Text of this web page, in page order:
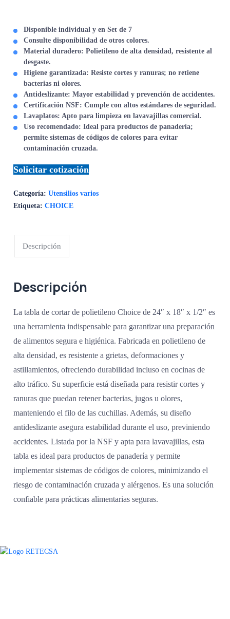
Disponible individual y en Set de 7
Consulte disponibilidad de otros colores.
Material duradero: Polietileno de alta densidad, resistente al
desgaste.
Higiene garantizada: Resiste cortes y ranuras; no retiene
bacterias ni olores.
Antideslizante: Mayor estabilidad y prevención de accidentes.
Certificación NSF: Cumple con altos estándares de seguridad.
Lavaplatos: Apto para limpieza en lavavajillas comercial.
Uso recomendado: Ideal para productos de panadería;
permite sistemas de códigos de colores para evitar
contaminación cruzada.
Solicitar cotización
Categoría:Utensilios varios
Etiqueta:CHOICE
Descripción
Descripción
La tabla de cortar de polietileno Choice de 24″ x 18″ x 1/2″ es
una herramienta indispensable para garantizar una preparación
de alimentos segura e higiénica. Fabricada en polietileno de
alta densidad, es resistente a grietas, deformaciones y
astillamientos, ofreciendo durabilidad incluso en cocinas de
alto tráfico. Su superficie está diseñada para resistir cortes y
ranuras que puedan retener bacterias, jugos u olores,
manteniendo el filo de las cuchillas. Además, su diseño
antideslizante asegura estabilidad durante el uso, previniendo
accidentes. Listada por la NSF y apta para lavavajillas, esta
tabla es ideal para productos de panadería y permite
implementar sistemas de códigos de colores, minimizando el
riesgo de contaminación cruzada y alérgenos. Es una solución
confiable para prácticas alimentarias seguras.